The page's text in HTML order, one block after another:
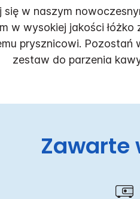
się w naszym
w wysokiej jakości
prysznicowi. Pozostań
zestaw do parzenia
Zawarte